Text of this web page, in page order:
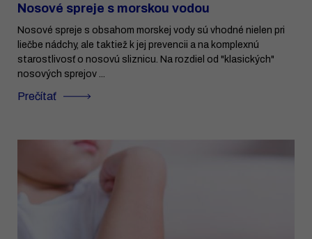
Nosové spreje s morskou vodou
Nosové spreje s obsahom morskej vody sú vhodné nielen pri
liečbe nádchy, ale taktiež k jej prevencii a na komplexnú
starostlivosť o nosovú sliznicu. Na rozdiel od "klasických"
nosových sprejov ...
Prečítať